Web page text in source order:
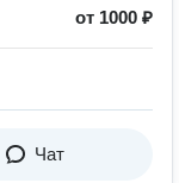
от 1000 ₽
Чат